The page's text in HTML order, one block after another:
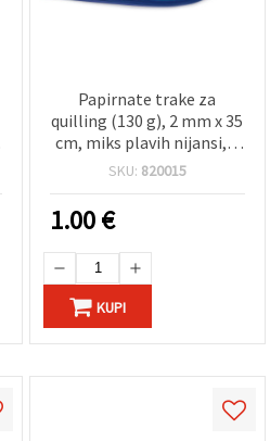
Papirnate trake za
quilling (130 g), 2 mm x 35
cm, miks plavih nijansi, 5
boja – 100 kom
SKU: 820015
1.00€
KUPI